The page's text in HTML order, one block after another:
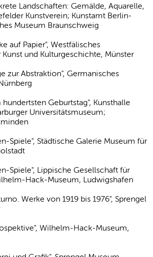
Landschaften: Gemälde, Aquarelle,
Kunstverein; Kunstamt Berlin-
Museum Braunschweig
auf Papier", Westfälisches
und Kulturgeschichte, Münster
zur Abstraktion", Germanisches
Geburtstag", Kunsthalle
Universitätsmuseum;
Spiele", Städtische Galerie Museum für
Spiele", Lippische Gesellschaft für
Hack-Museum, Ludwigshafen
Werke von 1919 bis 1976", Sprengel
Wilhelm-Hack-Museum,